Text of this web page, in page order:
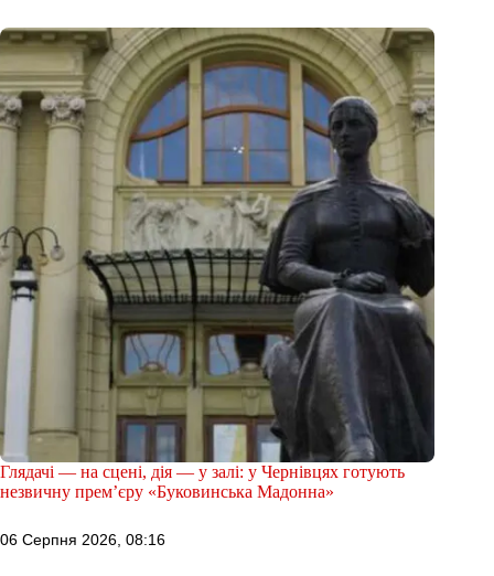
Глядачі — на сцені, дія — у залі: у Чернівцях готують
незвичну прем’єру «Буковинська Мадонна»
06 Серпня 2026, 08:16